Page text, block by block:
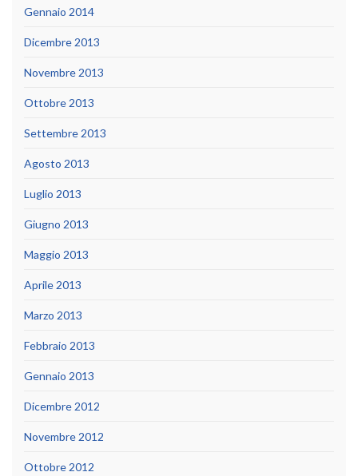
Gennaio 2014
Dicembre 2013
Novembre 2013
Ottobre 2013
Settembre 2013
Agosto 2013
Luglio 2013
Giugno 2013
Maggio 2013
Aprile 2013
Marzo 2013
Febbraio 2013
Gennaio 2013
Dicembre 2012
Novembre 2012
Ottobre 2012